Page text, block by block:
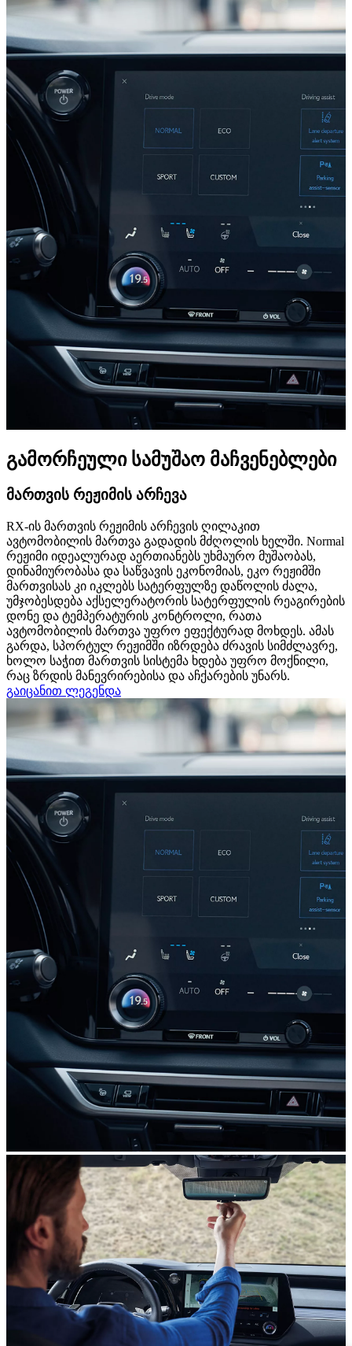
გამორჩეული სამუშაო მაჩვენებლები
მართვის რეჟიმის არჩევა
RX-ის მართვის რეჟიმის არჩევის ღილაკით
ავტომობილის მართვა გადადის მძღოლის ხელში. Normal
რეჟიმი იდეალურად აერთიანებს უხმაურო მუშაობას,
დინამიურობასა და საწვავის ეკონომიას, ეკო რეჟიმში
მართვისას კი იკლებს სატერფულზე დაწოლის ძალა,
უმჯობესდება აქსელერატორის სატერფულის რეაგირების
დონე და ტემპერატურის კონტროლი, რათა
ავტომობილის მართვა უფრო ეფექტურად მოხდეს. ამას
გარდა, სპორტულ რეჟიმში იზრდება ძრავის სიმძლავრე,
ხოლო საჭით მართვის სისტემა ხდება უფრო მოქნილი,
რაც ზრდის მანევრირებისა და აჩქარების უნარს.
გაიცანით ლეგენდა